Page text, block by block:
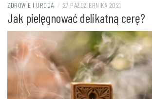
ZDROWIE I URODA / 27 PAŹDZIERNIKA 2021
Jak pielęgnować delikatną cerę?